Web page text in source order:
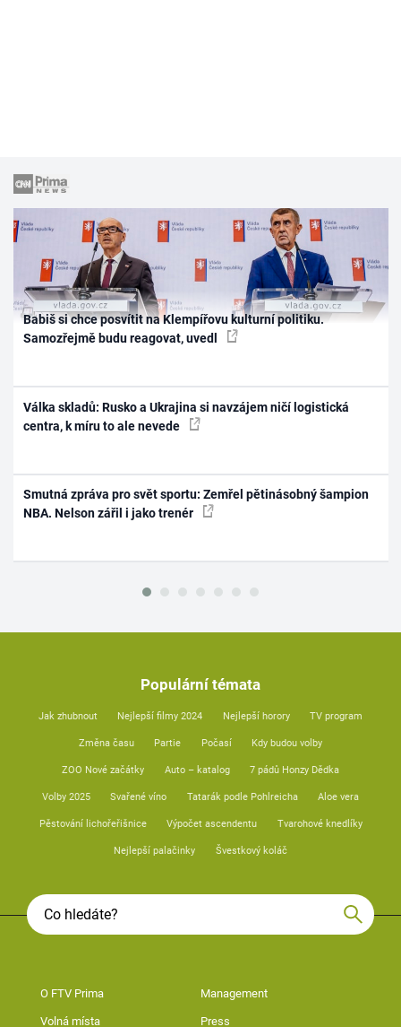
Babiš si chce posvítit na Klempířovu kulturní politiku.
Samozřejmě budu reagovat, uvedl
Válka skladů: Rusko a Ukrajina si navzájem ničí logistická
centra, k míru to ale nevede
Smutná zpráva pro svět sportu: Zemřel pětinásobný šampion
NBA. Nelson zářil i jako trenér
Populární témata
Jak zhubnout Nejlepší filmy 2024 Nejlepší horory TV program
Změna času Partie Počasí Kdy budou volby
ZOO Nové začátky Auto – katalog 7 pádů Honzy Dědka
Volby 2025 Svařené víno Tatarák podle Pohlreicha Aloe vera
Pěstování lichořeřišnice Výpočet ascendentu Tvarohové knedlíky
Nejlepší palačinky Švestkový koláč
O FTV Prima Management
Volná místa Press